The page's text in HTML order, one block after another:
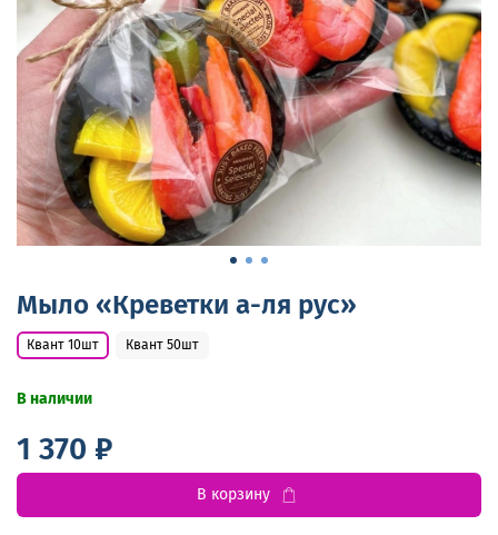
Мыло «Креветки а-ля рус»
Квант 10шт Квант 50шт
В наличии
1 370 ₽
В корзину